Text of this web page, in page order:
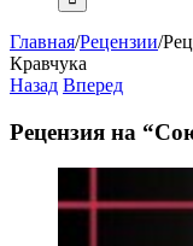
Главная/Рецензии/
Кравчука
Назад Вперед
Рецензия на